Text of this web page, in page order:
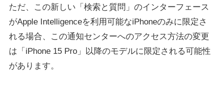
ただ、この新しい「検索と質問」のインターフェース
がApple Intelligenceを利用可能なiPhoneのみに限定さ
れる場合、この通知センターへのアクセス方法の変更
は「iPhone 15 Pro」以降のモデルに限定される可能性
があります。